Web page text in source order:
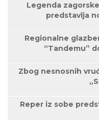
Legenda
predstavlja
Regionalne
“Tandemu”
Zbog nesnosnih
Reper iz sobe